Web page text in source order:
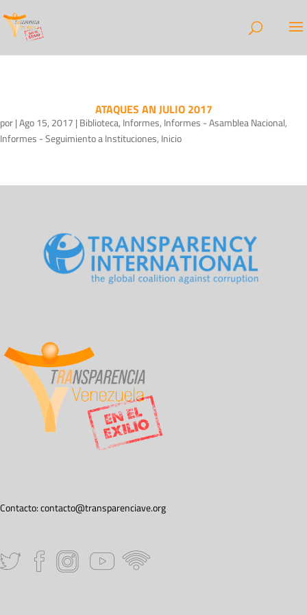
ATAQUES AN JULIO 2017
por|Ago 15, 2017 | Biblioteca, Informes, Informes - Asamblea Nacional,
Informes - Seguimiento a Instituciones, Inicio
Contacto:contacto@transparenciave.org